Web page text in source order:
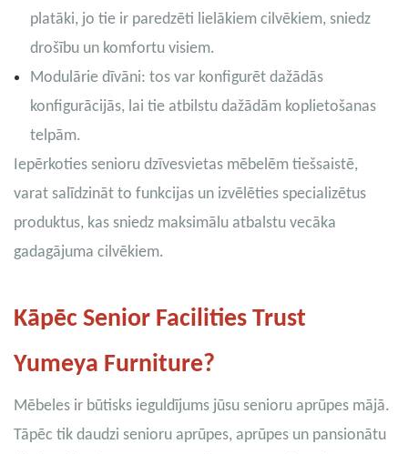
platāki, jo tie ir paredzēti lielākiem cilvēkiem, sniedz
drošību un komfortu visiem.
Modulārie dīvāni: tos var konfigurēt dažādās
konfigurācijās, lai tie atbilstu dažādām koplietošanas
telpām.
Iepērkoties senioru dzīvesvietas mēbelēm tiešsaistē,
varat salīdzināt to funkcijas un izvēlēties specializētus
produktus, kas sniedz maksimālu atbalstu vecāka
gadagājuma cilvēkiem.
Kāpēc Senior Facilities Trust
Yumeya Furniture?
Mēbeles ir būtisks ieguldījums jūsu senioru aprūpes mājā.
Tāpēc tik daudzi senioru aprūpes, aprūpes un pansionātu